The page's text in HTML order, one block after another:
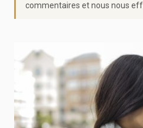
commentaires et nous nous